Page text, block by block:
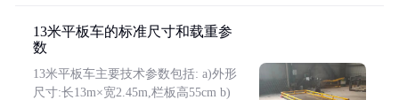
13米平板车的标准尺寸和载重参
数
13米平板车主要技术参数包括: a)外形
尺寸:长13m×宽2.45m,栏板高55cm b)